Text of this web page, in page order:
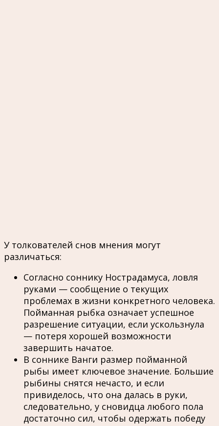
У толкователей снов мнения могут
различаться:
Согласно соннику Нострадамуса, ловля
руками — сообщение о текущих
проблемах в жизни конкретного человека.
Пойманная рыбка означает успешное
разрешение ситуации, если ускользнула
— потеря хорошей возможности
завершить начатое.
В соннике Ванги размер пойманной
рыбы имеет ключевое значение. Большие
рыбины снятся нечасто, и если
привиделось, что она далась в руки,
следовательно, у сновидца любого пола
достаточно сил, чтобы одержать победу